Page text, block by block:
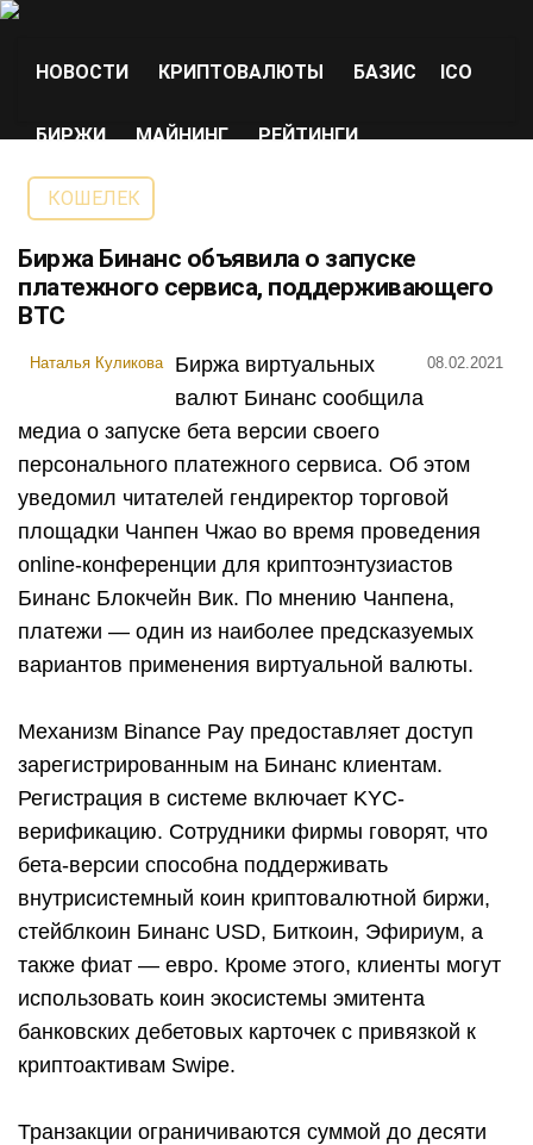
НОВОСТИ КРИПТОВАЛЮТЫ БАЗИС ICO
БИРЖИ МАЙНИНГ РЕЙТИНГИ
КОШЕЛЕК
Биржа Бинанс объявила о запуске
платежного сервиса, поддерживающего
ВТС
Наталья Куликова 08.02.2021
Биржа виртуальных
валют Бинанс сообщила
медиа о запуске бета версии своего
персонального платежного сервиса. Об этом
уведомил читателей гендиректор торговой
площадки Чанпен Чжао во время проведения
online-конференции для криптоэнтузиастов
Бинанс Блокчейн Вик. По мнению Чанпена,
платежи — один из наиболее предсказуемых
вариантов применения виртуальной валюты.
Механизм Binance Pay предоставляет доступ
зарегистрированным на Бинанс клиентам.
Регистрация в системе включает KYC-
верификацию. Сотрудники фирмы говорят, что
бета-версии способна поддерживать
внутрисистемный коин криптовалютной биржи,
стейблкоин Бинанс USD, Биткоин, Эфириум, а
также фиат — евро. Кроме этого, клиенты могут
использовать коин экосистемы эмитента
банковских дебетовых карточек с привязкой к
криптоактивам Swipe.
Транзакции ограничиваются суммой до десяти